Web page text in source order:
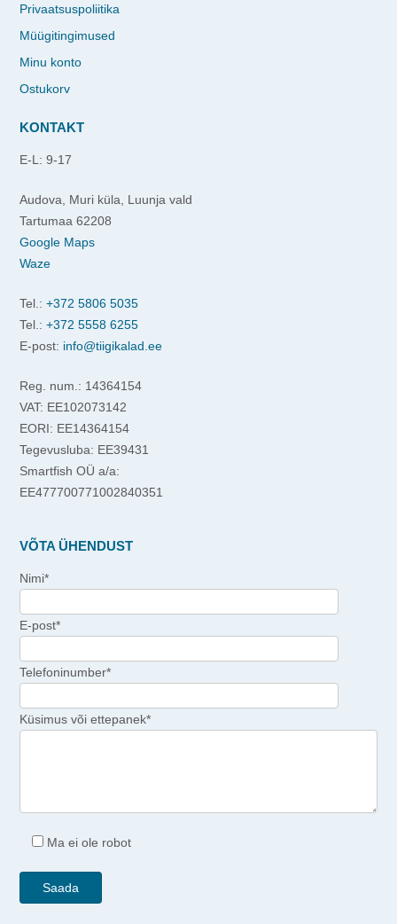
Privaatsuspoliitika
Müügitingimused
Minu konto
Ostukorv
KONTAKT
E-L: 9-17
Audova, Muri küla, Luunja vald
Tartumaa 62208
Google Maps
Waze
Tel.: +372 5806 5035
Tel.: +372 5558 6255
E-post: info@tiigikalad.ee
Reg. num.: 14364154
VAT: EE102073142
EORI: EE14364154
Tegevusluba: EE39431
Smartfish OÜ a/a:
EE477700771002840351
VÕTA ÜHENDUST
Nimi*
E-post*
Telefoninumber*
Küsimus või ettepanek*
Ma ei ole robot